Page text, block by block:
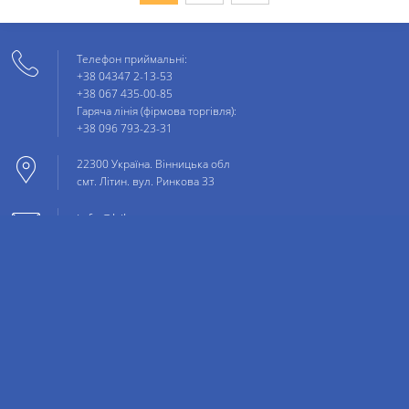
Телефон приймальні:
+38 04347 2-13-53
+38 067 435-00-85
Гаряча лінія (фірмова торгівля):
+38 096 793-23-31
22300 Україна. Вінницька обл
смт. Літин. вул. Ринкова 33
info@bilozgar.ua